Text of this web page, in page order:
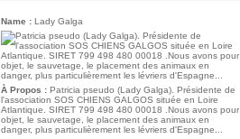
Name : Lady Galga
À Propos : Patricia pseudo (Lady Galga). Présidente de
l'association SOS CHIENS GALGOS située en Loire
Atlantique. SIRET 799 498 480 00018 .Nous avons pour
objet, le sauvetage, le placement des animaux en
danger, plus particulièrement les lévriers d'Espagne...